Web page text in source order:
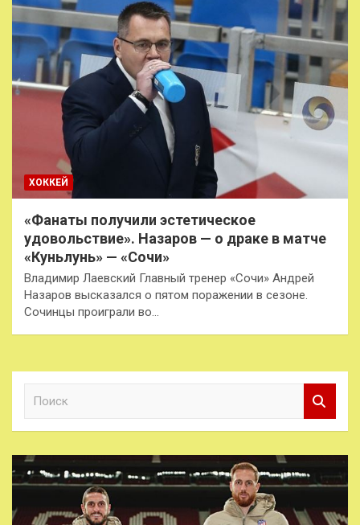
ХОККЕЙ
«Фанаты получили эстетическое
удовольствие». Назаров — о драке в матче
«Куньлунь» — «Сочи»
Владимир Лаевский Главный тренер «Сочи» Андрей
Назаров высказался о пятом поражении в сезоне.
Сочинцы проиграли во…
к